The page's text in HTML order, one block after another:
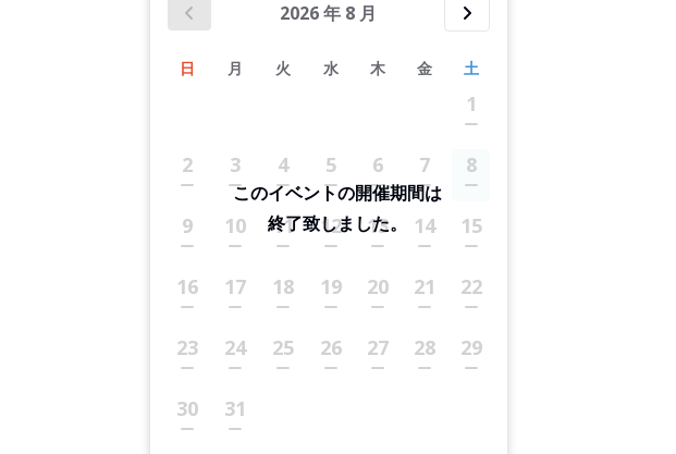
2026年 8 月
日 月 火 水 木 金 土
1
2 3 4 5 6 7 8
9 10 11 12 13 14 15
16 17 18 19 20 21 22
23 24 25 26 27 28 29
30 31
このイベントの開催期間は
終了致しました。